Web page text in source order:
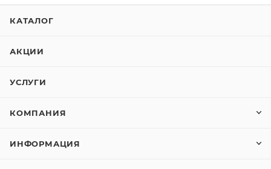
КАТАЛОГ
АКЦИИ
УСЛУГИ
КОМПАНИЯ
ИНФОРМАЦИЯ